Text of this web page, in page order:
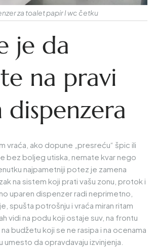
za toalet papir I wc četku
je da
na pravi
dispenzera
vraća, ako dopune „presreću“ špic ili
bez boljeg utiska, nemate kvar nego
najpametniji potez je zamena
na sistem koji prati vašu zonu, protok i
uparen dispenzer radi neprimetno,
spušta potrošnju i vraća miran ritam
vidi na podu koji ostaje suv, na frontu
budžetu koji se ne rasipa i na ocenama
umesto da opravdavaju izvinjenja.